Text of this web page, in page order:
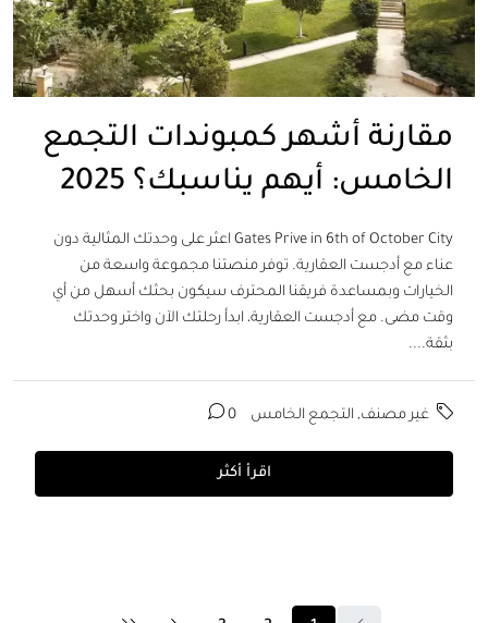
مقارنة أشهر كمبوندات التجمع
الخامس: أيهم يناسبك؟ 2025
Gates Prive in 6th of October City اعثر على وحدتك المثالية دون
عناء مع أدجست العقارية. توفر منصتنا مجموعة واسعة من
الخيارات وبمساعدة فريقنا المحترف سيكون بحثك أسهل من أي
وقت مضى. مع أدجست العقارية، ابدأ رحلتك الآن واختر وحدتك
بثقة....
غير مصنف,التجمع الخامس 0
اقرأ أكثر